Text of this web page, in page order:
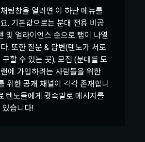
팅창을 열려면 이 하단 메뉴를
. 기본값으로는 분대 전용 비공
및 얼라이언스 순으로 탭이 나열
. 또한 질문 & 답변(텐노가 서로
구할 수 있는 곳), 모집 (분대를 모
에 가입하려는 사람들을 위한
위한 공개 채널이 각각 존재합니
텐노들에게 귓속말로 메시지를
있습니다!